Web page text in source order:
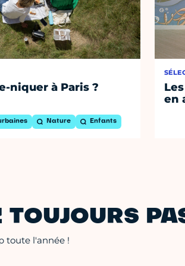
niquer à Paris ?
Nature Enfants
en
toute l'année !